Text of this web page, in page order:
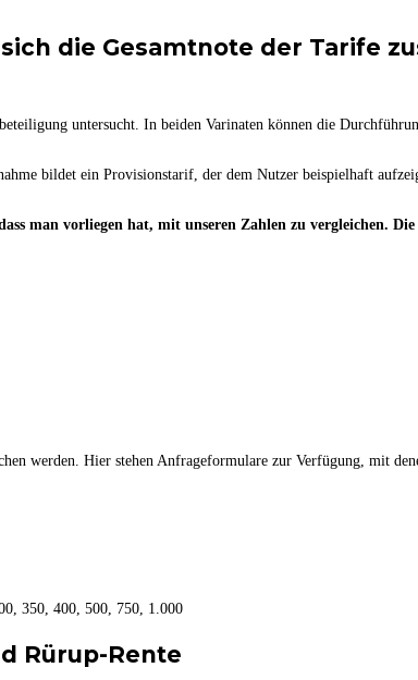
die Gesamtnote der Tarife
untersucht. In beiden Varinaten können die
bildet ein Provisionstarif, der dem Nutzer beispielhaft
man vorliegen hat, mit unseren Zahlen zu vergleichen.
werden. Hier stehen Anfrageformulare zur Verfügung, mit
350, 400, 500, 750, 1.000
Rürup-Rente